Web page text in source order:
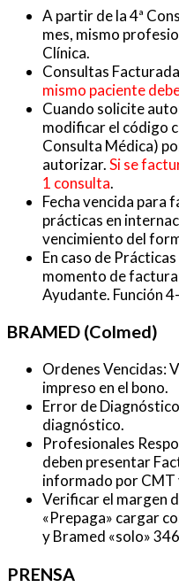
A partir de la 4ª
mes, mismo
Clínica.
Consultas
mismo paciente
Cuando solicite
modificar el código
Consulta Médica)
autorizar.Si se
1 consulta.
Fecha vencida para
prácticas en
vencimiento del
En caso de
momento de
Ayudante. Función
BRAMED (Colmed)
Ordenes Vencidas:
impreso en el bono.
Error de
diagnóstico.
Profesionales
deben presentar
informado por
Verificar el margen
«Prepaga» cargar
y Bramed «solo»
PRENSA